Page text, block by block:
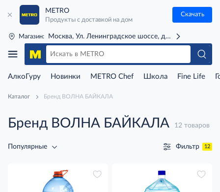
METRO
Продукты с доставкой на дом
Скачать
Магазин: Москва, Ул. Ленинградское шоссе, д. 71Г (м. Речной
АлкоГуру Новинки METRO Chef Школа Fine Life
Каталог Бренд ВОЛНА БАЙКАЛА
Бренд ВОЛНА БАЙКАЛА 12 товаров
Популярные Фильтр 12